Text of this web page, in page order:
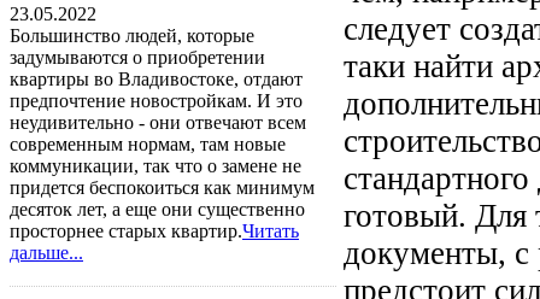
23.05.2022
Большинство людей, которые
задумываются о приобретении
квартиры во Владивостоке, отдают
предпочтение новостройкам. И это
неудивительно - они отвечают всем
современным нормам, там новые
коммуникации, так что о замене не
придется беспокоиться как минимум
десяток лет, а еще они существенно
просторнее старых квартир.Читать
дальше...
следует
таки найти
готовый. Для
документы, с
предстоит